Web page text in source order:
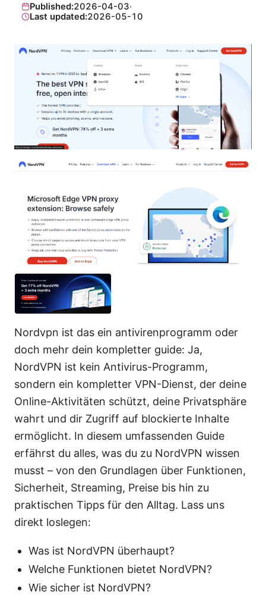
Published:2026-04-03·
Last updated:2026-05-10
Nordvpn ist das ein antivirenprogramm oder
doch mehr dein kompletter guide: Ja,
NordVPN ist kein Antivirus-Programm,
sondern ein kompletter VPN-Dienst, der deine
Online-Aktivitäten schützt, deine Privatsphäre
wahrt und dir Zugriff auf blockierte Inhalte
ermöglicht. In diesem umfassenden Guide
erfährst du alles, was du zu NordVPN wissen
musst – von den Grundlagen über Funktionen,
Sicherheit, Streaming, Preise bis hin zu
praktischen Tipps für den Alltag. Lass uns
direkt loslegen:
Was ist NordVPN überhaupt?
Welche Funktionen bietet NordVPN?
Wie sicher ist NordVPN?